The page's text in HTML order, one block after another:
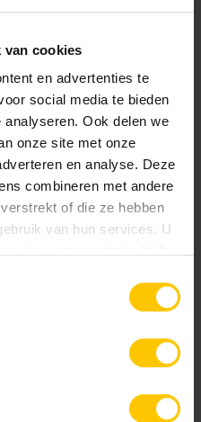
van cookies
en advertenties te
social media te bieden
Ook delen we
onze site met onze
en analyse. Deze
combineren met andere
of die ze hebben
van hun services. U